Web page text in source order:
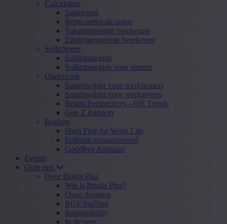
Calculators
Salaristool
Bruto-nettocalculator
Vakantiepremie berekenen
Eindejaarspremie berekenen
Solliciteren
Sollicitatiegids
Sollicitatiegids voor starters
Onderzoek
Salariswijzer voor werknemers
Salariswijzer voor werkgevers
Bright Perspectives - HR Trends
Gen Z Rapport
Boeken
High Five for Work Life
Fulltime gepassioneerd
Goodbye Assistant
Events
Over ons
Over Bright Plus
Wie is Bright Plus?
Onze diensten
RGF Staffing
Sustainability
In de pers